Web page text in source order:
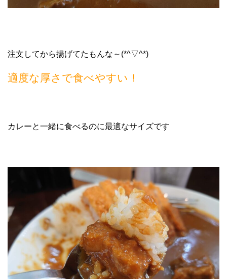
注文してから揚げてたもんな～(*^▽^*)
適度な厚さで食べやすい！
カレーと一緒に食べるのに最適なサイズです